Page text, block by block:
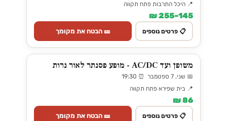
📍 היכל התרבות פתח תקווה
145–255 ₪
📋 פרטים נוספים 🎫 הבטח את מקומך
משופן ועד AC/DC - מופע פסנתר לאור נרות
📅 שני, 7 ספטמבר ⏰ 19:30
📍 בית שפירא פתח תקווה
86 ₪
📋 פרטים נוספים 🎫 הבטח את מקומך